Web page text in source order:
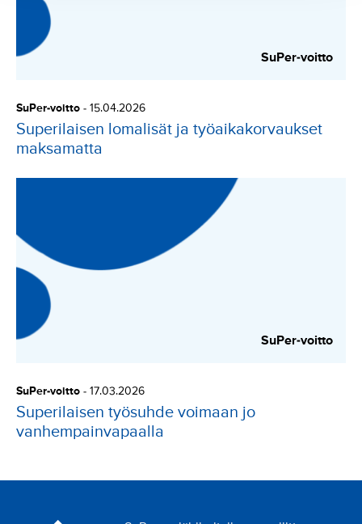
SuPer-voitto
SuPer-voitto - 15.04.2026
Superilaisen lomalisät ja työaikakorvaukset
maksamatta
SuPer-voitto
SuPer-voitto - 17.03.2026
Superilaisen työsuhde voimaan jo
vanhempainvapaalla